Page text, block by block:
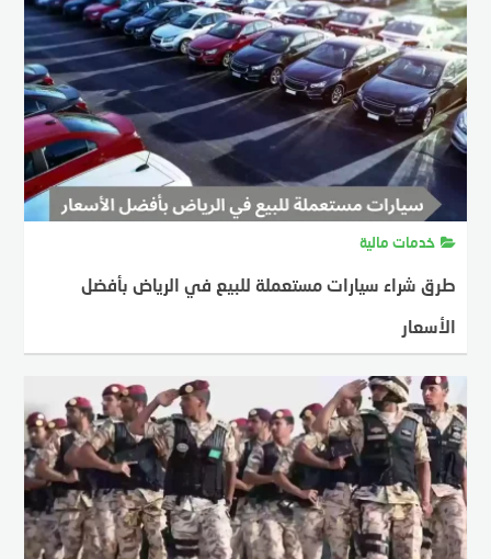
خدمات مالية
طرق شراء سيارات مستعملة للبيع في الرياض بأفضل
الأسعار